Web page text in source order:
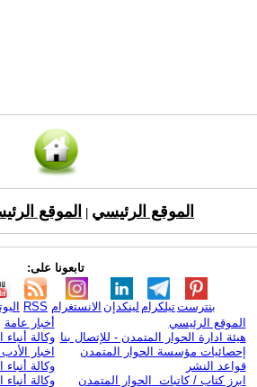
الموقع الرئيسي الموقع
تابعونا على:
RSS الانستغرام لينكدإن تيلكرامبنترست
الموقع الرئيسي
هيئة ادارة الحوار المتمدن - للإتصال بنا
إحصائيات مؤسسة الحوار المتمدن
قواعد النشر
ابرز كتاب / كاتبات الحوار المتمدن
أخبار عامة
وكالة أنباء
اخبار
وكالة أنباء
وكالة أنباء